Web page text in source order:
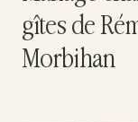
gîtes de
Morbihan